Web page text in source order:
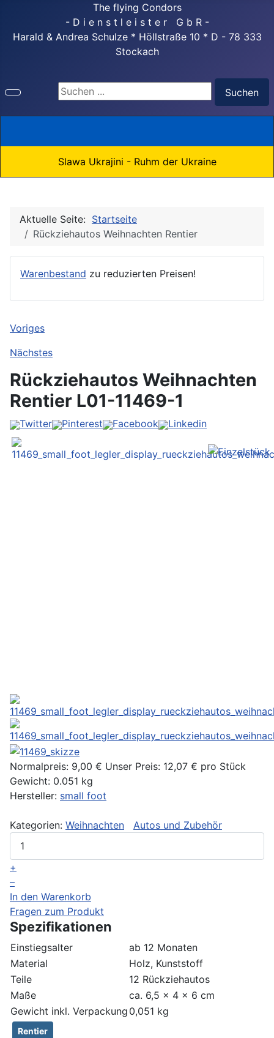
The flying Condors
- D i e n s t l e i s t e r G b R -
Harald & Andrea Schulze * Höllstraße 10 * D - 78 333
Stockach
Suchen ...
Suchen
Slawa Ukrajini - Ruhm der Ukraine
Aktuelle Seite: Startseite
Rückziehautos Weihnachten Rentier
Warenbestand zu reduzierten Preisen!
Voriges
Nächstes
Rückziehautos Weihnachten
Rentier L01-11469-1
Twitter Pinterest Facebook
Linkedin
Vorher
Vorher
Vorher
Normalpreis: 9,00 € Unser Preis: 12,07 € pro Stück
Gewicht: 0.051 kg
Hersteller: small foot
Kategorien: Weihnachten Autos und Zubehör
+
–
In den Warenkorb
Fragen zum Produkt
Spezifikationen
Einstiegsalter
ab 12 Monaten
Material
Holz, Kunststoff
Teile
12 Rückziehautos
Maße
ca. 6,5 x 4 x 6 cm
Gewicht inkl. Verpackung 0,051 kg
Rentier